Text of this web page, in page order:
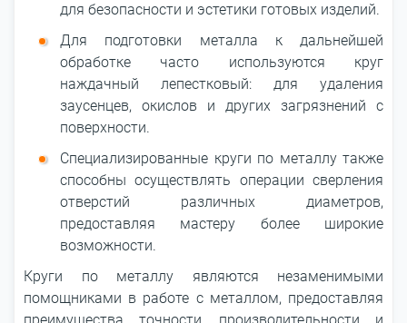
для безопасности и эстетики готовых изделий.
Для подготовки металла к дальнейшей
обработке часто используются круг
наждачный лепестковый: для удаления
заусенцев, окислов и других загрязнений с
поверхности.
Специализированные круги по металлу также
способны осуществлять операции сверления
отверстий различных диаметров,
предоставляя мастеру более широкие
возможности.
Круги по металлу являются незаменимыми
помощниками в работе с металлом, предоставляя